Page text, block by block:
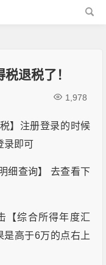
退税了！
1,978
】注册登录的时候
录即可
细查询】 去查看下
【综合所得年度汇
高于6万的点右上